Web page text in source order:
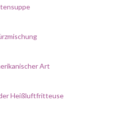
Art
Heißluftfritteuse